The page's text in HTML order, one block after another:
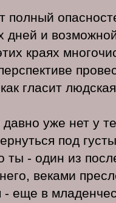
полный
дней и
краях
гласит
давно уже нет у
под
ты - один из
веками
еще в